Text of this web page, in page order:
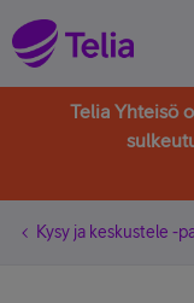
Telia Yhteisö
Kysy ja keskustele -